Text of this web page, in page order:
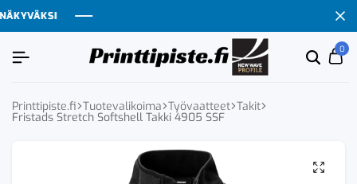
Etsi
0
Printtipiste.fi Tuotevalikoima Työvaatteet Takit
Fristads Stretch Softshell Takki 4905 SSF